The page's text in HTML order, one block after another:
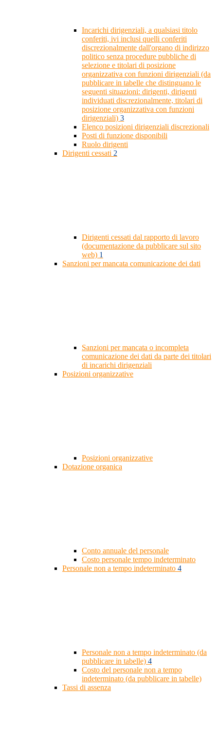
Incarichi dirigenziali, a qualsiasi titolo
conferiti, ivi inclusi quelli conferiti
discrezionalmente dall'organo di indirizzo
politico senza procedure pubbliche di
selezione e titolari di posizione
organizzativa con funzioni dirigenziali (da
pubblicare in tabelle che distinguano le
seguenti situazioni: dirigenti, dirigenti
individuati discrezionalmente, titolari di
posizione organizzativa con funzioni
dirigenziali) 3
Elenco posizioni dirigenziali discrezionali
Posti di funzione disponibili
Ruolo dirigenti
Dirigenti cessati 2
Dirigenti cessati dal rapporto di lavoro
(documentazione da pubblicare sul sito
web) 1
Sanzioni per mancata comunicazione dei dati
Sanzioni per mancata o incompleta
comunicazione dei dati da parte dei titolari
di incarichi dirigenziali
Posizioni organizzative
Posizioni organizzative
Dotazione organica
Conto annuale del personale
Costo personale tempo indeterminato
Personale non a tempo indeterminato 4
Personale non a tempo indeterminato (da
pubblicare in tabelle) 4
Costo del personale non a tempo
indeterminato (da pubblicare in tabelle)
Tassi di assenza